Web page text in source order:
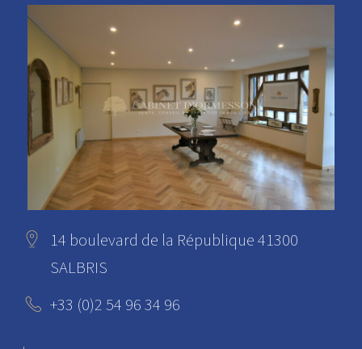
14 boulevard de la République 41300
SALBRIS
+33 (0)2 54 96 34 96